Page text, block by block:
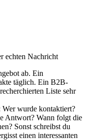
echten Nachricht
ab. Ein
täglich. Ein B2B-
Liste sehr
Wer wurde kontaktiert?
Antwort? Wann folgt die
Sonst schreibst du
einen interessanten